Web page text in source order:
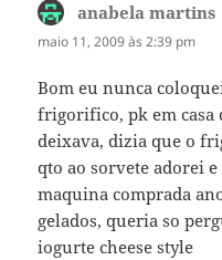
anabela martins
maio 11, 2009 às 2:39 pm
Bom eu nunca
frigorifico, pk em casa
deixava, dizia que o
qto ao sorvete adorei
maquina comprada
gelados, queria so
iogurte cheese style